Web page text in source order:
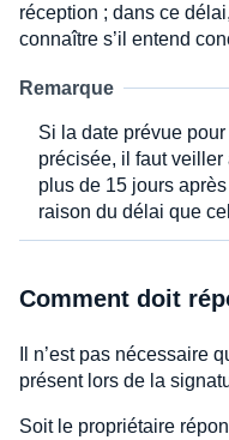
réception ; dans ce
connaître s’il entend
Remarque
Si la date prévue
précisée, il faut
plus de 15 jours
raison du délai que
Comment doit
Il n’est pas nécessaire
présent lors de la
Soit le propriétaire